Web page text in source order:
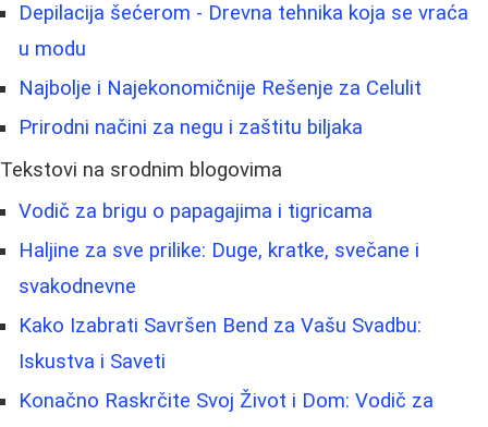
Depilacija šećerom - Drevna tehnika koja se vraća
u modu
Najbolje i Najekonomičnije Rešenje za Celulit
Prirodni načini za negu i zaštitu biljaka
Tekstovi na srodnim blogovima
Vodič za brigu o papagajima i tigricama
Haljine za sve prilike: Duge, kratke, svečane i
svakodnevne
Kako Izabrati Savršen Bend za Vašu Svadbu:
Iskustva i Saveti
Konačno Raskrčite Svoj Život i Dom: Vodič za